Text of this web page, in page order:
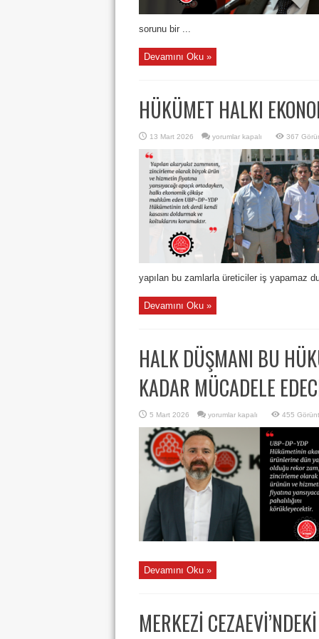
sorunu bir ...
Devamını Oku »
HÜKÜMET HALKI
13 Mart 2026
HÜKÜMET
EKONOMİK
ÇÖKÜŞE
MAHKUM
ETMİŞTİR
için
yorumlar kapalı 367
yapılan bu zamlarla üreticiler iş yapamaz
Devamını Oku »
HALK DÜŞMANI BU
KADAR MÜCADELE
5 Mart 2026
HALK
BU
HÜKÜMET
İKTİDARDAN
GİDİNCEYE
KADAR
MÜCADELE
EDECEĞİZ
için
yorumlar kapalı 455
Devamını Oku »
MERKEZİ